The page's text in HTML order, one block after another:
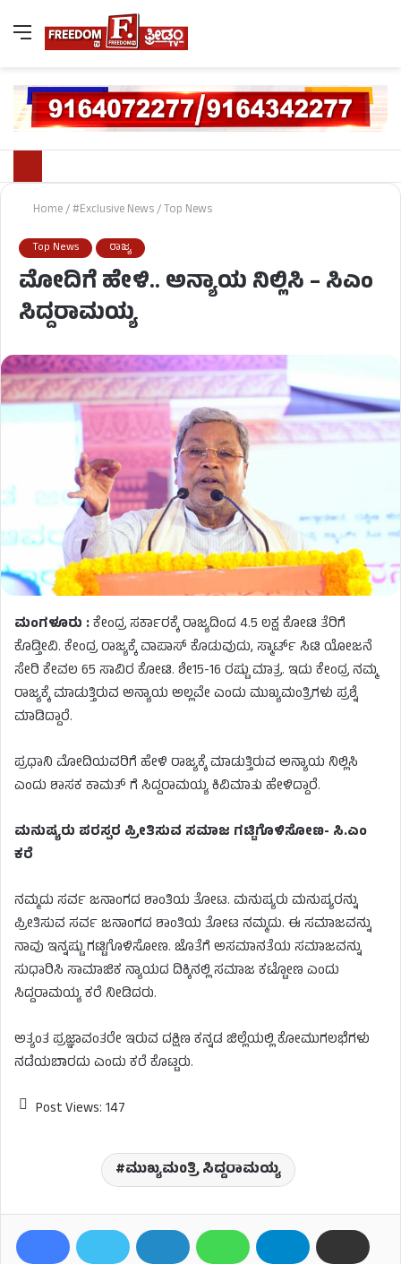
Home/#Exclusive News/Top News
Top News ರಾಜ್ಯ
ಮೋದಿಗೆ ಹೇಳಿ.. ಅನ್ಯಾಯ ನಿಲ್ಲಿಸಿ – ಸಿಎಂ
ಸಿದ್ದರಾಮಯ್ಯ
ಮಂಗಳೂರು :ಕೇಂದ್ರ ಸರ್ಕಾರಕ್ಕೆ ರಾಜ್ಯದಿಂದ 4.5 ಲಕ್ಷ ಕೋಟಿ ತೆರಿಗೆ
ಕೊಡ್ತೀವಿ. ಕೇಂದ್ರ ರಾಜ್ಯಕ್ಕೆ ವಾಪಾಸ್ ಕೊಡುವುದು, ಸ್ಮಾರ್ಟ್ ಸಿಟಿ ಯೋಜನೆ
ಸೇರಿ ಕೇವಲ 65 ಸಾವಿರ ಕೋಟಿ. ಶೇ15-16 ರಷ್ಟು ಮಾತ್ರ. ಇದು ಕೇಂದ್ರ ನಮ್ಮ
ರಾಜ್ಯಕ್ಕೆ ಮಾಡುತ್ತಿರುವ ಅನ್ಯಾಯ ಅಲ್ಲವೇ ಎಂದು ಮುಖ್ಯಮಂತ್ರಿಗಳು ಪ್ರಶ್ನೆ
ಮಾಡಿದ್ದಾರೆ.
ಪ್ರಧಾನಿ ಮೋದಿಯವರಿಗೆ ಹೇಳಿ ರಾಜ್ಯಕ್ಕೆ ಮಾಡುತ್ತಿರುವ ಅನ್ಯಾಯ ನಿಲ್ಲಿಸಿ
ಎಂದು ಶಾಸಕ ಕಾಮತ್ ಗೆ ಸಿದ್ದರಾಮಯ್ಯ ಕಿವಿಮಾತು ಹೇಳಿದ್ದಾರೆ.
ಮನುಷ್ಯರು ಪರಸ್ಪರ ಪ್ರೀತಿಸುವ ಸಮಾಜ ಗಟ್ಟಿಗೊಳಿಸೋಣ- ಸಿ.ಎಂ
ಕರೆ
ನಮ್ಮದು ಸರ್ವ ಜನಾಂಗದ ಶಾಂತಿಯ ತೋಟ. ಮನುಷ್ಯರು ಮನುಷ್ಯರನ್ನು
ಪ್ರೀತಿಸುವ ಸರ್ವ ಜನಾಂಗದ ಶಾಂತಿಯ ತೋಟ ನಮ್ಮದು‌. ಈ ಸಮಾಜವನ್ನು
ನಾವು ಇನ್ನಷ್ಟು ಗಟ್ಟಿಗೊಳಿಸೋಣ. ಜೊತೆಗೆ ಅಸಮಾನತೆಯ ಸಮಾಜವನ್ನು
ಸುಧಾರಿಸಿ ಸಾಮಾಜಿಕ ನ್ಯಾಯದ ದಿಕ್ಕಿನಲ್ಲಿ ಸಮಾಜ ಕಟ್ಟೋಣ ಎಂದು
ಸಿದ್ದರಾಮಯ್ಯ ಕರೆ ನೀಡಿದರು.
ಅತ್ಯಂತ ಪ್ರಜ್ಞಾವಂತರೇ ಇರುವ ದಕ್ಷಿಣ ಕನ್ನಡ ಜಿಲ್ಲೆಯಲ್ಲಿ ಕೋಮುಗಲಭೆಗಳು
ನಡೆಯಬಾರದು ಎಂದು ಕರೆ ಕೊಟ್ಟರು.‌
Post Views: 147
ಮುಖ್ಯಮಂತ್ರಿ ಸಿದ್ದರಾಮಯ್ಯ